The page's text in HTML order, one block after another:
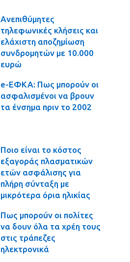
Ανεπιθύμητες
τηλεφωνικές κλήσεις και
ελάχιστη αποζημίωση
συνδρομητών με 10.000
ευρώ
e-ΕΦΚΑ: Πως μπορούν οι
ασφαλισμένοι να βρουν
τα ένσημα πριν το 2002
Ποιο είναι το κόστος
εξαγοράς πλασματικών
ετών ασφάλισης για
πλήρη σύνταξη με
μικρότερα όρια ηλικίας
Πως μπορούν οι πολίτες
να δουν όλα τα χρέη τους
στις τράπεζες
ηλεκτρονικά